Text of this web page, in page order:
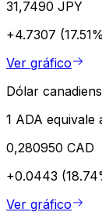
31,7490 JPY
+4.7307
Ver gráfico
Dólar
1 ADA equivale
0,280950 CAD
+0.0443
Ver gráfico